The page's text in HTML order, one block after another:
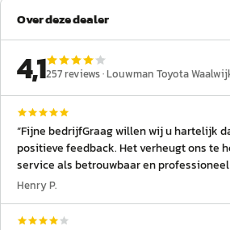
Over deze dealer
4,1257reviews ·Louwman Toyota
“Fijne bedrijfGraag willen wij u hartelijk
positieve feedback. Het verheugt ons te
service als betrouwbaar en
ernaar om altijd met een Brabantse, no-
handhaven. We waarderen uw
Henry P.